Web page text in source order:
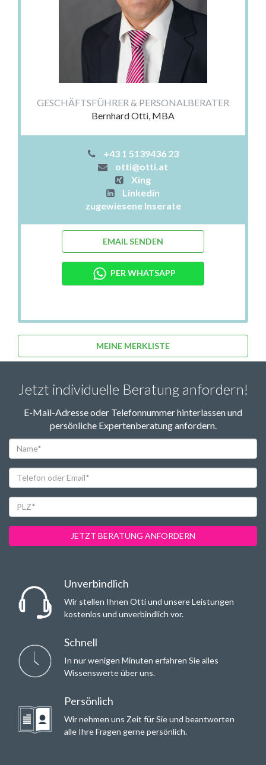
GESCHÄFTSFÜHRER & PERSONALBERATER
Bernhard Otti, MBA
+43 1 5139436 23
otti@otti.at
Xing
Linkedin
zugewiesene Inserate
EMAIL SENDEN
PER WHATSAPP
MEINE MERKLISTE
Jetzt individuelle Beratung anfordern!
E-Mail-Adresse oder Telefonnummer hinterlassen und
persönliche Expertenberatung anfordern.
oder
Email*
JETZT BERATUNG ANFORDERN
Unverbindlich
Wir stellen Ihnen Otti und unsere Leistungen
kostenlos und unverbindlich vor.
Schnell
In nur wenigen Minuten erfahren Sie alles
Wissenswerte über uns.
Persönlich
Wir nehmen uns Zeit für Sie und beantworten
alle Ihre Fragen gerne persönlich.